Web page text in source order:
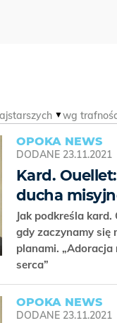
wg
OPOKA NEWS
DODANE 23.11.2021
Kard.
ducha
Jak podkreśla
gdy zaczynamy się
planami.
serca”
OPOKA NEWS
DODANE 23.11.2021